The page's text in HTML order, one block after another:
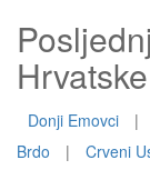
Hrvatske
Donji Emovci |
Brdo
| Crveni